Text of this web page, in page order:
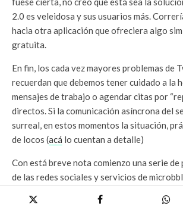
2.0 es veleidosa y sus usuarios más.
hacia otra aplicación que ofreciera algo
gratuita.
En fin, los cada vez mayores problemas de
recuerdan que debemos tener cuidado a la
mensajes de trabajo o agendar citas por
directos. Si la comunicación asíncrona del
surreal, en estos momentos la situación,
de locos (acá lo cuentan a detalle)
Con está breve nota comienzo una serie de
de las redes sociales y servicios de
éxito.